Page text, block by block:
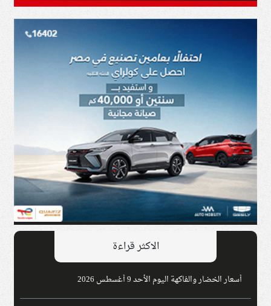
الاكثر قراءة
أسعار الخضار والفاكهة اليوم الأحد 9 أغسطس 2026